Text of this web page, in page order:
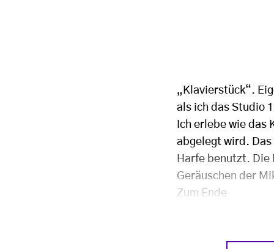
„Klavierstück“.
als ich das Studio
Ich erlebe wie das
abgelegt wird.
Harfe benutzt. Die
Geräuschen der
Zum Ende